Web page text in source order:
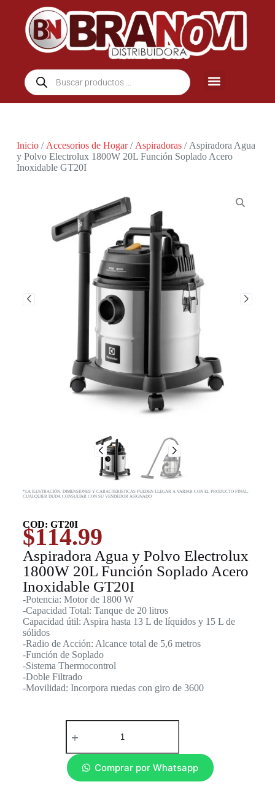
Inicio/ Accesorios de Hogar/ Aspiradoras/ Aspiradora Agua
y Polvo Electrolux 1800W 20L Función Soplado Acero
Inoxidable GT20I
*LA ILUSTRACIÓN, DIMENSIONES Y CARACTERISTICAS PUEDEN LLEGAR A VARIAR CON EL PRODUCTO FINAL,
CUALQUIER DUDA CONSULTAR CON SU VENDEDOR ASIGNADO
COD: GT20I
$114.99
Aspiradora Agua y Polvo Electrolux
1800W 20L Función Soplado Acero
Inoxidable GT20I
-Potencia: Motor de 1800 W
-Capacidad Total: Tanque de 20 litros
Capacidad útil: Aspira hasta 13 L de líquidos y 15 L de
sólidos
-Radio de Acción: Alcance total de 5,6 metros
-Función de Soplado
-Sistema Thermocontrol
-Doble Filtrado
-Movilidad: Incorpora ruedas con giro de 3600
Comprar por Whatsapp